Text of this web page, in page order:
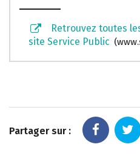
Retrouvez toutes
site Service Public
Partager sur :